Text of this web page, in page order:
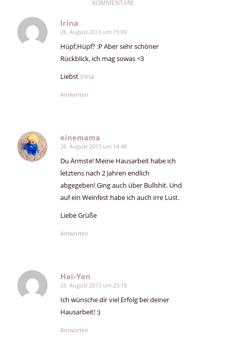
KOMMENTARE
Irina
sagte:
26. August 2013 um 15:09
Hüpf,Hüpf? :P Aber sehr schöner
Rückblick, ich mag sowas <3
Liebst Irina
Antworten
einemama
sagte:
26. August 2013 um 14:48
Du Ärmste! Meine Hausarbeit habe ich
letztens nach 2 Jahren endlich
abgegeben! Ging auch über Bullshit. Und
auf ein Weinfest habe ich auch irre Lust.
Liebe Grüße
Antworten
Hai-Yen
sagte:
25. August 2013 um 23:19
Ich wünsche dir viel Erfolg bei deiner
Hausarbeit! :)
Antworten